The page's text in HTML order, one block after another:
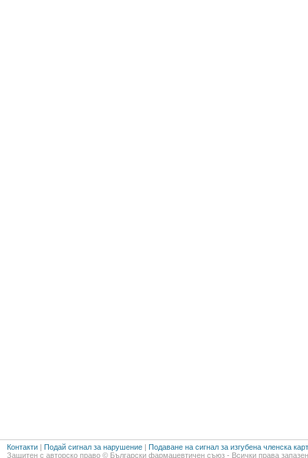
Контакти | Подай сигнал за нарушение | Подаване на сигнал за изгубена членска
Защитен с авторско право © Български фармацевтичен съюз - Всички права